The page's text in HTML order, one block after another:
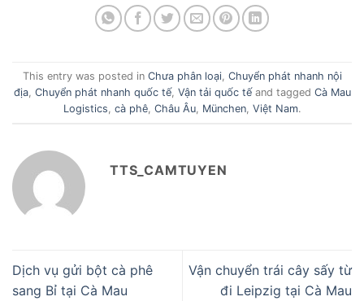
This entry was posted in Chưa phân loại, Chuyển phát nhanh nội
địa, Chuyển phát nhanh quốc tế, Vận tải quốc tếand tagged Cà Mau
Logistics cà phê, Châu Âu, München, Việt Nam.
TTS_CAMTUYEN
Dịch vụ gửi bột cà phê
sang Bỉ tại Cà Mau
Vận chuyển trái cây sấy từ
đi Leipzig tại Cà Mau